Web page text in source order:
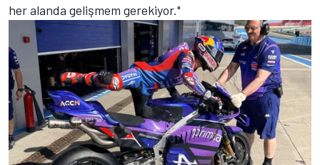
her alanda gelişmem gerekiyor."